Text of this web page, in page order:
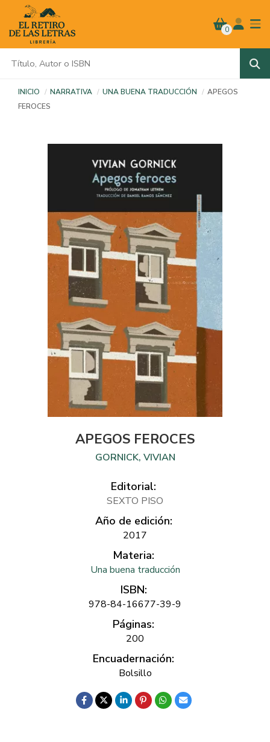
0
INICIO NARRATIVA UNA BUENA TRADUCCIÓN
APEGOS
FEROCES
APEGOS FEROCES
GORNICK, VIVIAN
Editorial:
SEXTO PISO
Año de edición:
2017
Materia:
Una buena traducción
ISBN:
978-84-16677-39-9
Páginas:
200
Encuadernación:
Bolsillo